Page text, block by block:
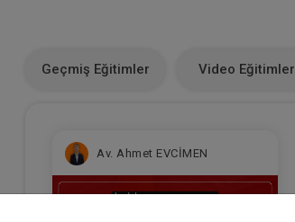
Geçmiş Eğitimler Video Eğitimler
Av. Ahmet EVCİMEN